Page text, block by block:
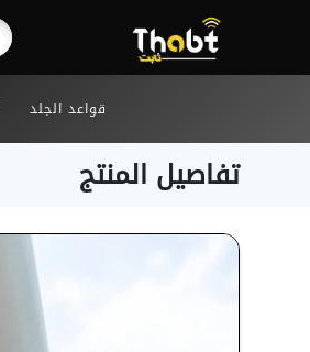
قواعد الجلد
تفاصيل المنتج